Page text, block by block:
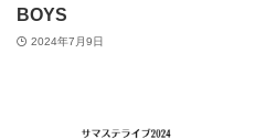
BOYS
2024年7月9日